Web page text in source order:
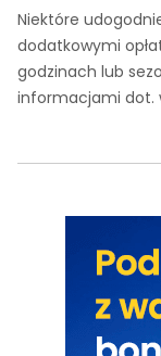
Niektóre
dodatkowymi
godzinach lub
informacjami dot.